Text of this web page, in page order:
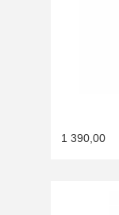
1 390,00